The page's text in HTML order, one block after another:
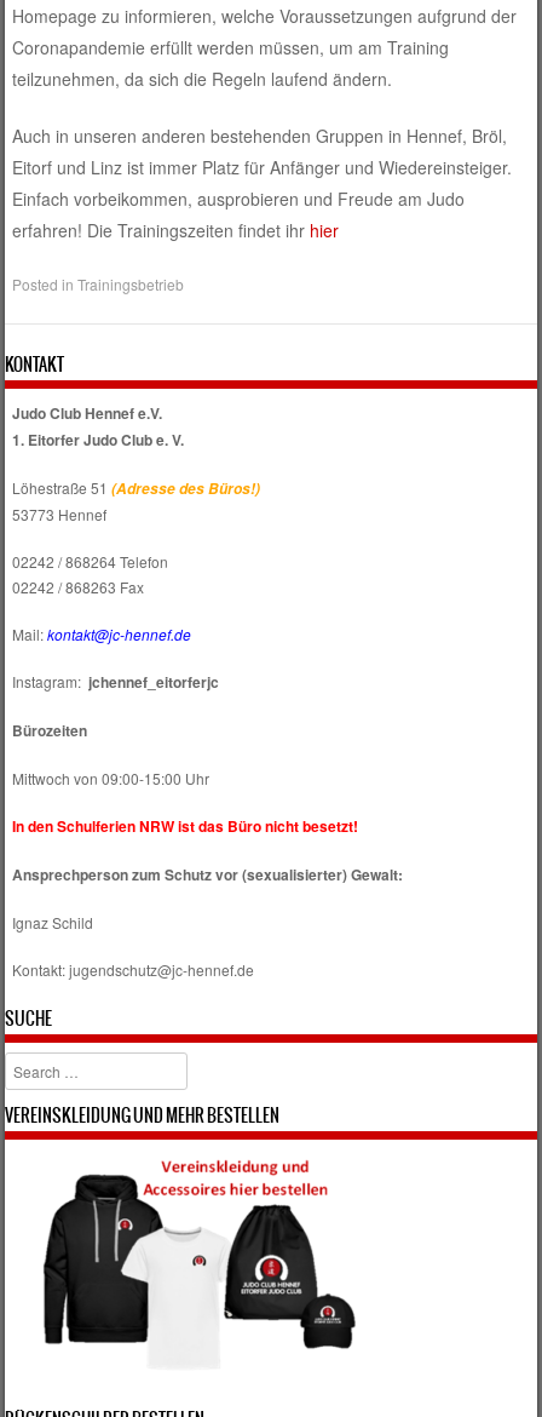
Homepage zu informieren, welche Voraussetzungen aufgrund der
Coronapandemie erfüllt werden müssen, um am Training
teilzunehmen, da sich die Regeln laufend ändern.
Auch in unseren anderen bestehenden Gruppen in Hennef, Bröl,
Eitorf und Linz ist immer Platz für Anfänger und Wiedereinsteiger.
Einfach vorbeikommen, ausprobieren und Freude am Judo
erfahren! Die Trainingszeiten findet ihr hier
Posted inTrainingsbetrieb
KONTAKT
Judo Club Hennef e.V.
1. Eitorfer Judo Club e. V.
Löhestraße 51 (Adresse des Büros!)
53773 Hennef
02242 / 868264 Telefon
02242 / 868263 Fax
Mail:kontakt@jc-hennef.de
Instagram: jchennef_eitorferjc
Bürozeiten
Mittwoch von 09:00-15:00 Uhr
In den Schulferien NRW ist das Büro nicht besetzt!
Ansprechperson zum Schutz vor (sexualisierter) Gewalt:
Ignaz Schild
Kontakt: jugendschutz@jc-hennef.de
SUCHE
Search
VEREINSKLEIDUNG UND MEHR BESTELLEN